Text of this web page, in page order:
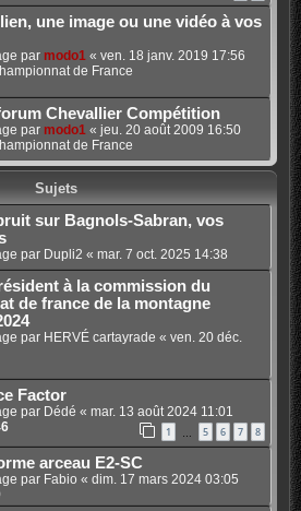
une image ou une vidéo à vos
par modo1 « ven. 18 janv. 2019 17:56
de France
Chevallier Compétition
par modo1 « jeu. 20 août 2009 16:50
de France
Sujets
sur Bagnols-Sabran, vos
par Dupli2 « mar. 7 oct. 2025 14:38
à la commission du
de france de la montagne
par HERVÉ cartayrade « ven. 20 déc.
Factor
par Dédé « mar. 13 août 2024 11:01
1 5 6 7 8
arceau E2-SC
par Fabio « dim. 17 mars 2024 03:05